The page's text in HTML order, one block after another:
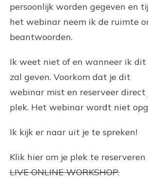
persoonlijk worden gegeven en
het webinar neem ik de ruimte
beantwoorden.
Ik weet niet of en wanneer ik
zal geven. Voorkom dat je dit
webinar mist en reserveer direct
plek. Het webinar wordt niet
Ik kijk er naar uit je te spreken!
Klik hier om je plek te reserveren
LIVE ONLINE WORKSHOP.